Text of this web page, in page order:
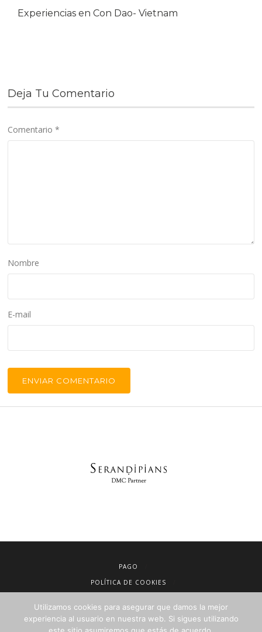
Experiencias en Con Dao- Vietnam
Deja Tu Comentario
Comentario*
Nombre
E-mail
PAGO
POLÍTICA DE COOKIES
CONDICIONES DE VENTA
POLÍTICA DE PRIVACIDAD
Utilizamos cookies para asegurar que damos la mejor
experiencia al usuario en nuestra web. Si sigues utilizando